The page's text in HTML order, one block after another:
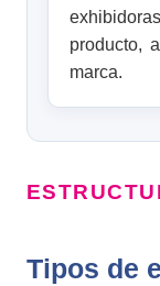
producto,
marca.
Tipos de